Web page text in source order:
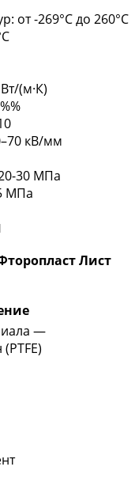
от -269°С до 260°С
(м·К)
кВ/мм
30 МПа
МПа
Лист
—